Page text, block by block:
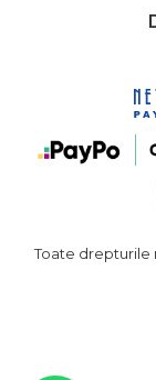
Toate drepturile